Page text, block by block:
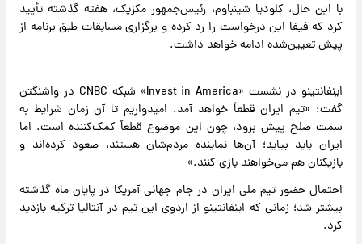
با این حال، کلودیا شینباوم، رئیس‌جمهور مکزیک، هفته گذشته تأیید
کرد که فیفا این درخواست را رد کرده و برگزاری مسابقات طبق برنامه از
پیش تعیین‌شده ادامه خواهد داشت.
اینفانتینو در نشست «Invest in America» شبکه CNBC در واشنگتن
گفت: «تیم ایران قطعاً خواهد آمد. امیدواریم تا آن زمان شرایط به
سمت صلح پیش برود، چون این موضوع قطعاً کمک‌کننده است. اما
ایران باید بیاید؛ آن‌ها نماینده مردم‌شان هستند، صعود کرده‌اند و
بازیکنان هم می‌خواهند بازی کنند.»
احتمال حضور تیم ملی ایران در جام جهانی آمریکا در پایان ماه گذشته
بیشتر شد؛ زمانی که اینفانتینو از اردوی این تیم در آنتالیا ترکیه بازدید
کرد.